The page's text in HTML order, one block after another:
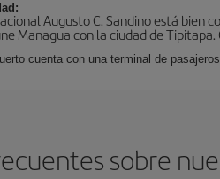
Augusto C. Sandino está bien
Managua con la ciudad de
cuenta con una terminal de
sobre